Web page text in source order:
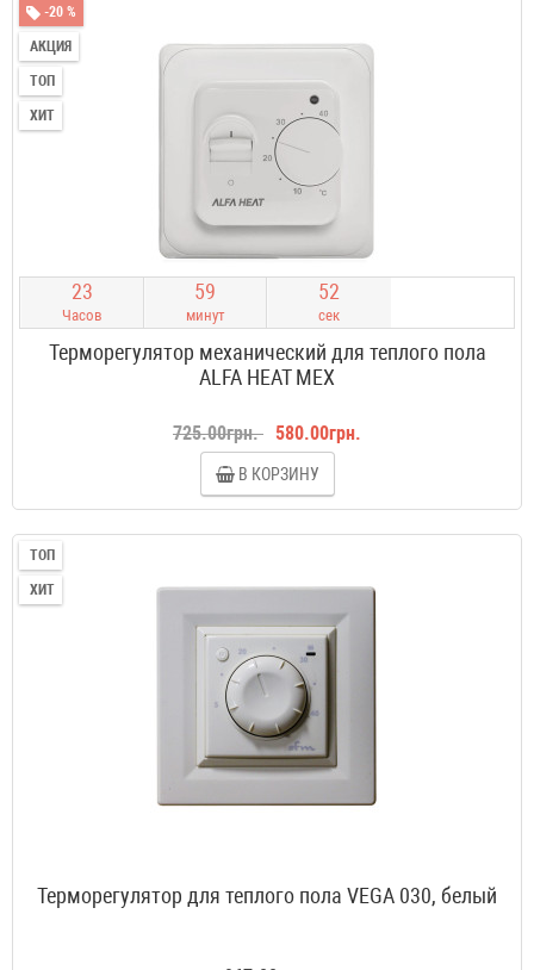
-20 %
АКЦИЯ
ТОП
ХИТ
23
Часов
59
минут
51
сек
Терморегулятор механический для теплого пола
ALFA HEAT MEX
725.00грн. 580.00грн.
В КОРЗИНУ
ТОП
ХИТ
Терморегулятор для теплого пола VEGA 030, белый